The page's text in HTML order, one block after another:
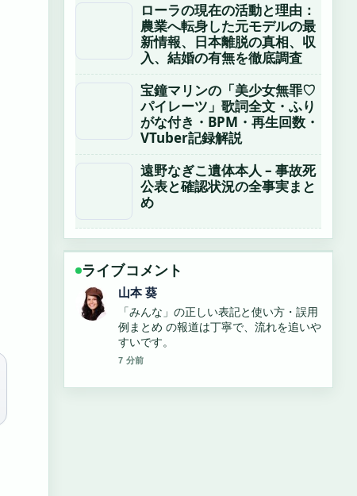
ローラの現在の活動と理由：
農業へ転身した元モデルの最
新情報、日本離脱の真相、収
入、結婚の有無を徹底調査
宝鐘マリンの「美少女無罪♡
パイレーツ」歌詞全文・ふり
がな付き・BPM・再生回数・
VTuber記録解説
遠野なぎこ遺体本人 – 事故死
公表と確認状況の全事実まと
め
ライブコメント
加藤 海斗
すしざんまい社長・木村清の年齢、経
歴、現在の活動を解説 周辺の検証がしっ
かりしていて安心感があります。
9 分前